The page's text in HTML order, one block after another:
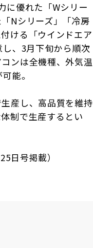
に優れた「Wシリー
Nシリーズ」「冷房
ける「ウインドエア
、3月下旬から順次
ンは全機種、外気温
能。
産し、高品質を維持
制で生産するとい
日号掲載）